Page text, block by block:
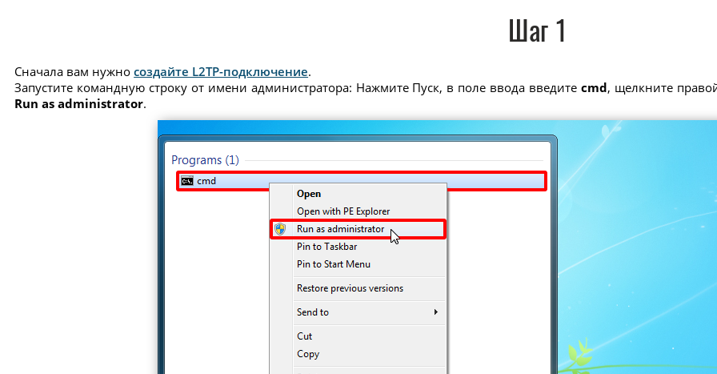
Шаг 1
Сначала вам нужносоздайте L2TP-подключение.
Запустите командную строку от имени администратора: Нажмите Пуск, в поле ввода введите cmd, щелкните
Run as administrator.